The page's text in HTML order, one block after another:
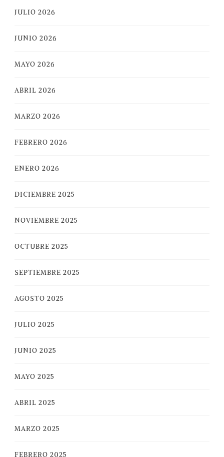
JULIO 2026
JUNIO 2026
MAYO 2026
ABRIL 2026
MARZO 2026
FEBRERO 2026
ENERO 2026
DICIEMBRE 2025
NOVIEMBRE 2025
OCTUBRE 2025
SEPTIEMBRE 2025
AGOSTO 2025
JULIO 2025
JUNIO 2025
MAYO 2025
ABRIL 2025
MARZO 2025
FEBRERO 2025